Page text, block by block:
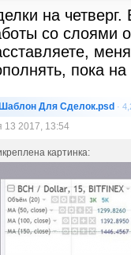
на
со слоями
пока на
Шаблон Для Сделок.psd ·
13 2017, 13:54
картинка: